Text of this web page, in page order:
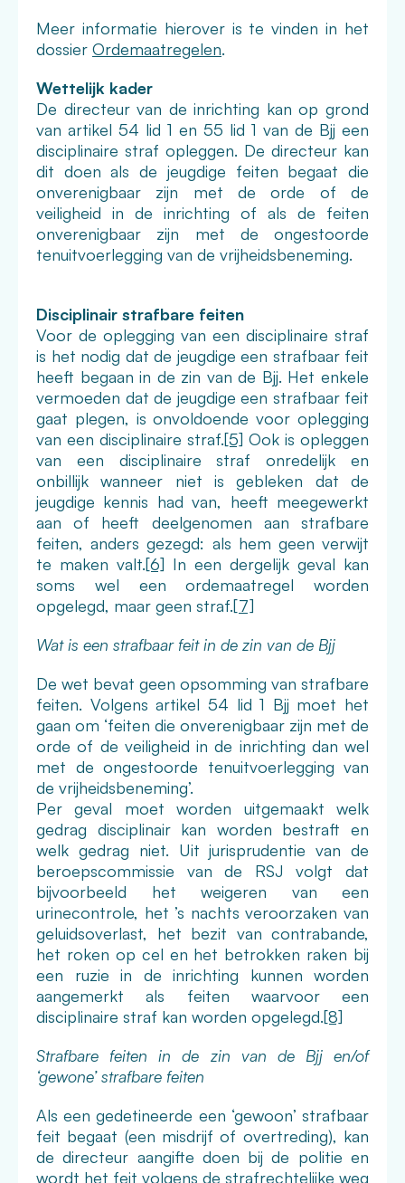
Meer informatie hierover is te vinden in het
dossier Ordemaatregelen.
Wettelijk kader
De directeur van de inrichting kan op grond
van artikel 54 lid 1 en 55 lid 1 van de Bjj een
disciplinaire straf opleggen. De directeur kan
dit doen als de jeugdige feiten begaat die
onverenigbaar zijn met de orde of de
veiligheid in de inrichting of als de feiten
onverenigbaar zijn met de ongestoorde
tenuitvoerlegging van de vrijheidsbeneming.
Disciplinair strafbare feiten
Voor de oplegging van een disciplinaire straf
is het nodig dat de jeugdige een strafbaar feit
heeft begaan in de zin van de Bjj. Het enkele
vermoeden dat de jeugdige een strafbaar feit
gaat plegen, is onvoldoende voor oplegging
van een disciplinaire straf.[5] Ook is opleggen
van een disciplinaire straf onredelijk en
onbillijk wanneer niet is gebleken dat de
jeugdige kennis had van, heeft meegewerkt
aan of heeft deelgenomen aan strafbare
feiten, anders gezegd: als hem geen verwijt
te maken valt.[6] In een dergelijk geval kan
soms wel een ordemaatregel worden
opgelegd, maar geen straf.[7]
Wat is een strafbaar feit in de zin van de Bjj
De wet bevat geen opsomming van strafbare
feiten. Volgens artikel 54 lid 1 Bjj moet het
gaan om ‘feiten die onverenigbaar zijn met de
orde of de veiligheid in de inrichting dan wel
met de ongestoorde tenuitvoerlegging van
de vrijheidsbeneming’.
Per geval moet worden uitgemaakt welk
gedrag disciplinair kan worden bestraft en
welk gedrag niet. Uit jurisprudentie van de
beroepscommissie van de RSJ volgt dat
bijvoorbeeld het weigeren van een
urinecontrole, het ’s nachts veroorzaken van
geluidsoverlast, het bezit van contrabande,
het roken op cel en het betrokken raken bij
een ruzie in de inrichting kunnen worden
aangemerkt als feiten waarvoor een
disciplinaire straf kan worden opgelegd.[8]
Strafbare feiten in de zin van de Bjj en/of
‘gewone’ strafbare feiten
Als een gedetineerde een ‘gewoon’ strafbaar
feit begaat (een misdrijf of overtreding), kan
de directeur aangifte doen bij de politie en
wordt het feit volgens de strafrechtelijke weg